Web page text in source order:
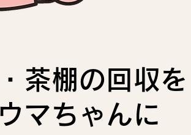
茶棚の回収を
マちゃんに